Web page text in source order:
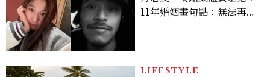
11年婚姻畫句點：無法再做
LIFESTYLE